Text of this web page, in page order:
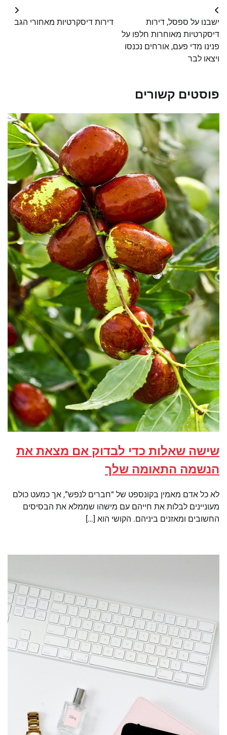
Post
navigation
ישבנו על ספסל, דירות
דיסקרטיות מאוחרות חלפו על
פנינו מדי פעם, אורחים נכנסו
ויצאו לבר
דירות דיסקרטיות מאחורי הגב
פוסטים קשורים
שישה שאלות כדי לבדוק אם מצאת את
הנשמה התאומה שלך
לא כל אדם מאמין בקונספט של “חברים לנפש”, אך כמעט כולם
מעוניינים לבלות את חייהם עם מישהו שממלא את הבסיסים
החשובים ומאזנים ביניהם. הקושי הוא […]